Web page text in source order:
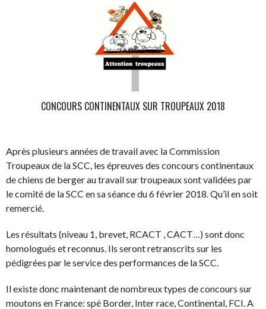
CONCOURS CONTINENTAUX SUR TROUPEAUX 2018
Après plusieurs années de travail avec la Commission
Troupeaux de la SCC, les épreuves des concours continentaux
de chiens de berger au travail sur troupeaux sont validées par
le comité de la SCC en sa séance du 6 février 2018. Qu’il en soit
remercié.
Les résultats (niveau 1, brevet, RCACT , CACT…) sont donc
homologués et reconnus. Ils seront retranscrits sur les
pédigrées par le service des performances de la SCC.
Il existe donc maintenant de nombreux types de concours sur
moutons en France: spé Border, Inter race, Continental, FCI. A